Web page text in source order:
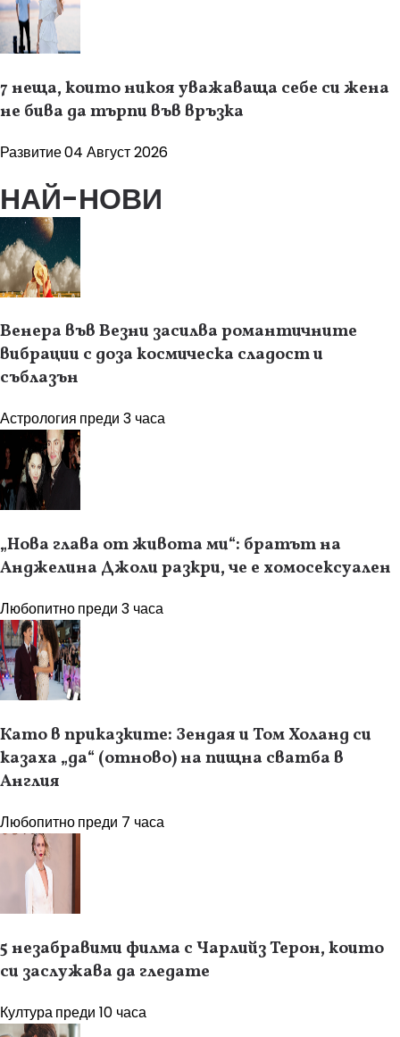
7 неща, които никоя уважаваща себе си жена
не бива да търпи във връзка
Развитие04 Август 2026
НАЙ-НОВИ
Венера във Везни засилва романтичните
вибрации с доза космическа сладост и
съблазън
Астрология преди 3 часа
„Нова глава от живота ми“: братът на
Анджелина Джоли разкри, че е хомосексуален
Любопитнопреди 3 часа
Като в приказките: Зендая и Том Холанд си
казаха „да“ (отново) на пищна сватба в
Англия
Любопитнопреди 7 часа
5 незабравими филма с Чарлийз Терон, които
си заслужава да гледате
Културапреди 10 часа